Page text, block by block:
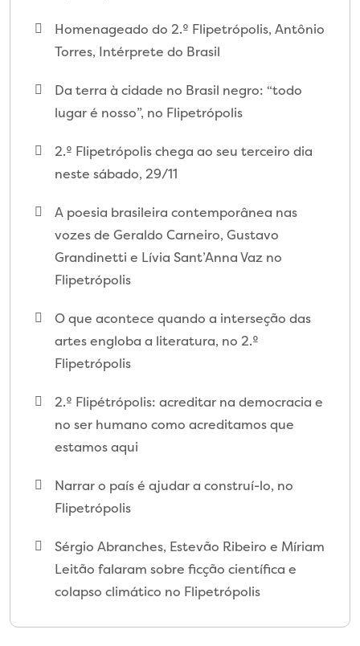
Homenageado do 2.º Flipetrópolis, Antônio
Torres, Intérprete do Brasil
Da terra à cidade no Brasil negro: “todo
lugar é nosso”, no Flipetrópolis
2.º Flipetrópolis chega ao seu terceiro dia
neste sábado, 29/11
A poesia brasileira contemporânea nas
vozes de Geraldo Carneiro, Gustavo
Grandinetti e Lívia Sant’Anna Vaz no
Flipetrópolis
O que acontece quando a interseção das
artes engloba a literatura, no 2.º
Flipetrópolis
2.º Flipétrópolis: acreditar na democracia e
no ser humano como acreditamos que
estamos aqui
Narrar o país é ajudar a construí-lo, no
Flipetrópolis
Sérgio Abranches, Estevão Ribeiro e Míriam
Leitão falaram sobre ficção científica e
colapso climático no Flipetrópolis